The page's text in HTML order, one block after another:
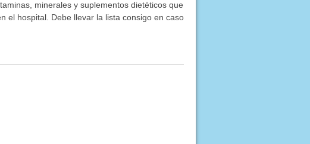
minerales y suplementos dietéticos que
el hospital. Debe llevar la lista consigo en caso